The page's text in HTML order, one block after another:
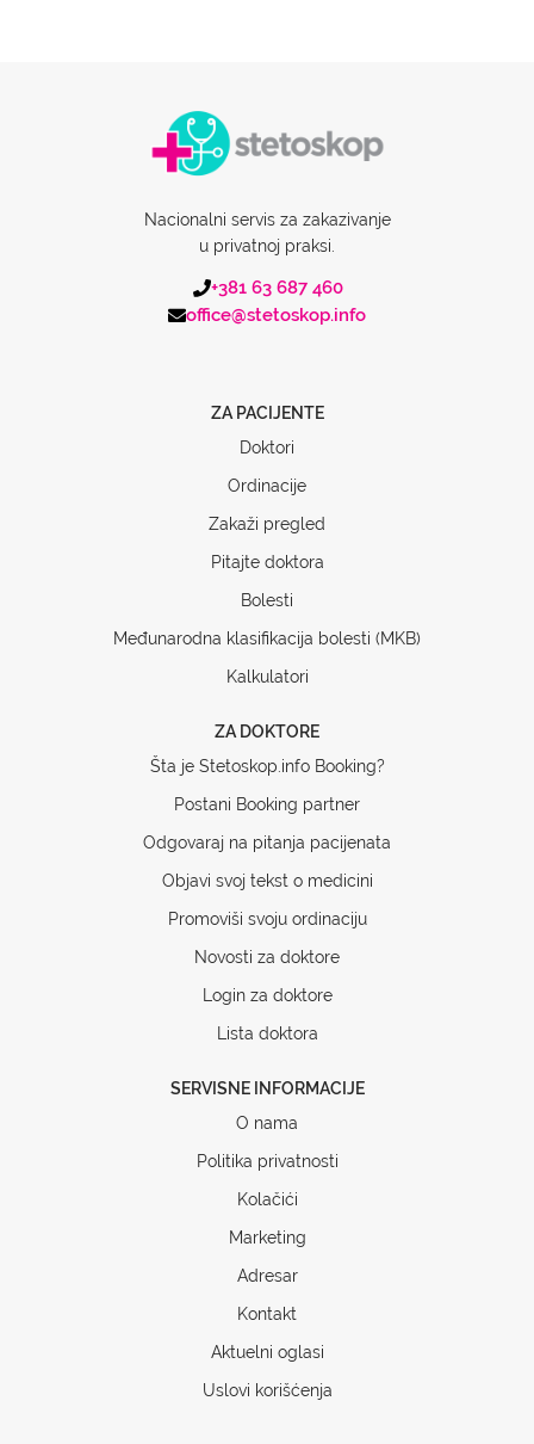
Nacionalni servis za zakazivanje
u privatnoj praksi.
+381 63 687 460
office@stetoskop.info
ZA PACIJENTE
Doktori
Ordinacije
Zakaži pregled
Pitajte doktora
Bolesti
Međunarodna klasifikacija bolesti (MKB)
Kalkulatori
ZA DOKTORE
Šta je Stetoskop.info Booking?
Postani Booking partner
Odgovaraj na pitanja pacijenata
Objavi svoj tekst o medicini
Promoviši svoju ordinaciju
Novosti za doktore
Login za doktore
Lista doktora
SERVISNE INFORMACIJE
O nama
Politika privatnosti
Kolačići
Marketing
Adresar
Kontakt
Aktuelni oglasi
Uslovi korišćenja